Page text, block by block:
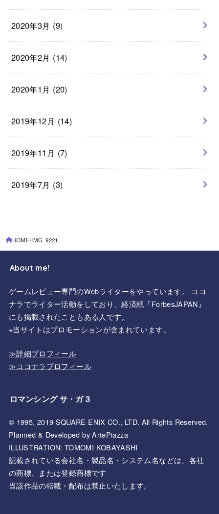
2020年3月 (9)
2020年2月 (14)
2020年1月 (20)
2019年12月 (14)
2019年11月 (7)
2019年7月 (3)
HOME IMG_9221
About me!
ゲームレビュー専門のWebライターをやっています。 ココ
ナラでライター活動をしており、経済紙『ForbesJAPAN』
にも掲載されたこともある人です。
※当サイトはプロモーションが含まれています。
≫詳細プロフィール
≫ココナラプロフィール
ロマンシング サ・ガ３
© 1995, 2019 SQUARE ENIX CO., LTD. All Rights Reserved.
Planned & Developed by ArtePiazza
ILLUSTRATION: TOMOMI KOBAYASHI
記載されている会社名・製品名・システム名などは、各社
の商標、または登録商標です
当該作品の転載・配布は禁止いたします。